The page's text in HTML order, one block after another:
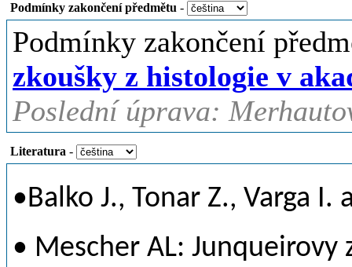
Podmínky zakončení předmětu -
Podmínky zakončení
zkoušky z histologie v
Poslední úprava:
Literatura -
•Balko J., Tonar Z., Varga
• Mescher AL: Junqueirovy